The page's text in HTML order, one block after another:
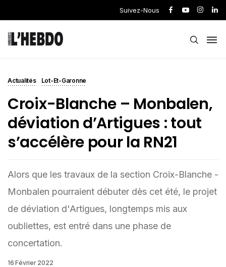
Suivez-Nous
Actualités Lot-Et-Garonne
Croix-Blanche – Monbalen,
déviation d’Artigues : tout
s’accélère pour la RN21
Alors que les travaux de la section Croix-Blanche -
Monbalen pourraient débuter dès cet été, le projet
de déviation d'Artigues, longtemps mis aux
oubliettes, est entré dans une phase de
concertation.
16 Février 2022